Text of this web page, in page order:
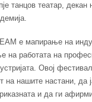
танцов театар, декан
е мапирање на
на работата на
Овој
на нашите настани, да
и да ги